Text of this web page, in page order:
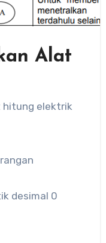
Alat
hitung elektrik
desimal 0